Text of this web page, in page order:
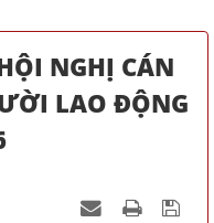
NGHỊ CÁN
LAO ĐỘNG